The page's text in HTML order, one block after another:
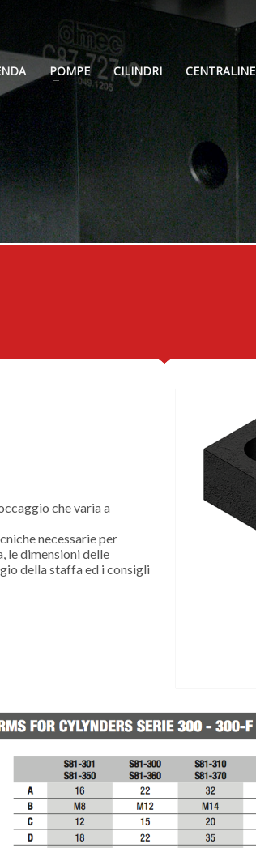
POMPE CILINDRI CENTRALINE
che varia a
necessarie per
le dimensioni delle
della staffa ed i consigli